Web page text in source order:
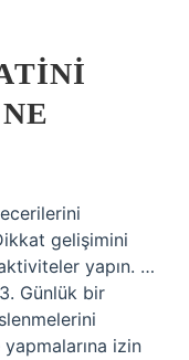
gelişimini
yapın. …
Günlük bir
izin